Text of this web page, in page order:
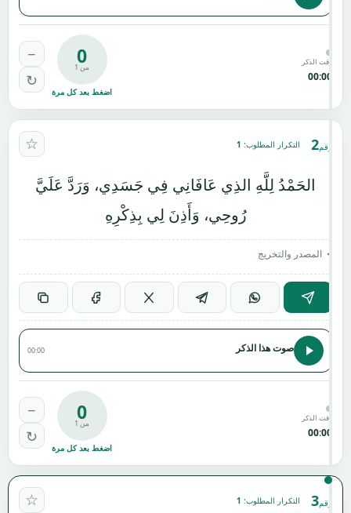
وقت الذكر
00:00
0
من 1
اضغط بعد كل مرة
−
↻
رقم2 التكرار المطلوب: 1
☆
الحَمْدُ لِلَّهِ الذِي عَافَانِي فِي جَسَدِي، وَرَدَّ عَلَيَّ
رُوحِي، وَأَذِنَ لِي بِذِكْرِهِ
المصدر والتخريج
صوت هذا الذكر 00:00
وقت الذكر
00:00
0
من 1
اضغط بعد كل مرة
−
↻
رقم3 التكرار المطلوب: 1
☆